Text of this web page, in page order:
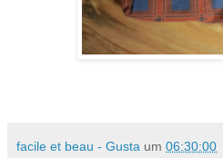
facile et beau - Gusta um 06:30:00